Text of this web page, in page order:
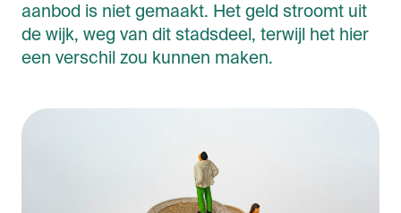
aanbod is niet gemaakt. Het geld stroomt uit
de wijk, weg van dit stadsdeel, terwijl het hier
een verschil zou kunnen maken.